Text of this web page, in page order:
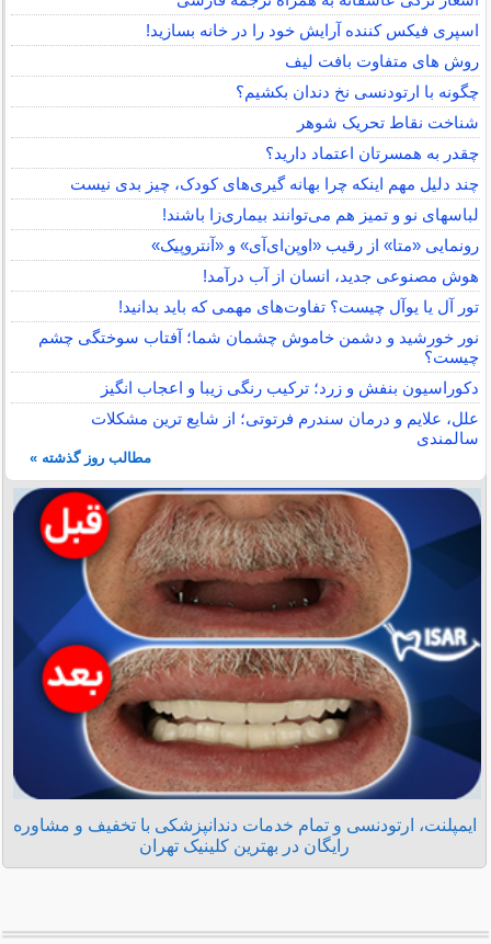
اسپری فیکس کننده آرایش خود را در خانه بسازید!
روش های متفاوت بافت لیف
چگونه با ارتودنسی نخ دندان بکشیم؟
شناخت نقاط تحریک شوهر
چقدر به همسرتان اعتماد دارید؟
چند دلیل مهم اینکه چرا بهانه گیری‌های کودک، چیز بدی نیست
لباس‎های نو و تمیز هم می‌توانند بیماری‌زا باشند!
رونمایی «متا» از رقیب «اوپن‌ای‌آی» و «آنتروپیک»
هوش مصنوعی جدید، انسان از آب درآمد!
تور آل یا یوآل چیست؟ تفاوت‌های مهمی که باید بدانید!
نور خورشید و دشمن خاموش چشمان شما؛ آفتاب سوختگی چشم
چیست؟
دکوراسیون بنفش و زرد؛ ترکیب رنگی زیبا و اعجاب انگیز
علل، علایم و درمان سندرم فرتوتی؛ از شایع ترین مشکلات
سالمندی
مطالب روز گذشته »
ایمپلنت، ارتودنسی و تمام خدمات دندانپزشکی با تخفیف و مشاوره
رایگان در بهترین کلینیک تهران